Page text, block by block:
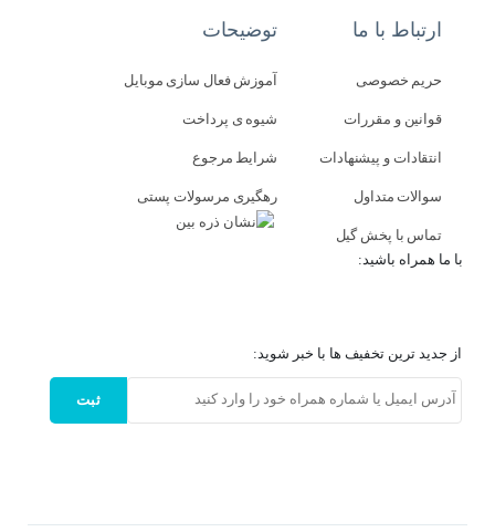
ارتباط با ما
حریم خصوصی
قوانین و مقررات
انتقادات و پیشنهادات
سوالات متداول
تماس با پخش گیل
توضیحات
آموزش فعال سازی موبایل
شیوه ی پرداخت
شرایط مرجوع
رهگیری مرسولات پستی
با ما همراه باشید:
از جدید ترین تخفیف ها با خبر شوید:
ثبت